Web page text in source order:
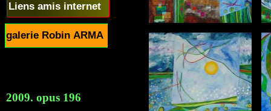
2009. opus 196
Liens amis internet
galerie Robin ARMA